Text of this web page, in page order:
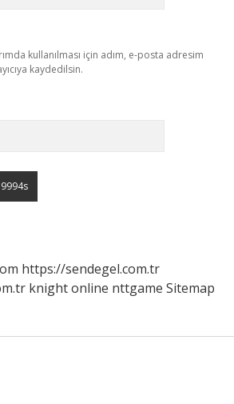
kullanılması için adım, e-posta adresim
kaydedilsin.
https://sendegel.com.tr
knight online nttgame Sitemap